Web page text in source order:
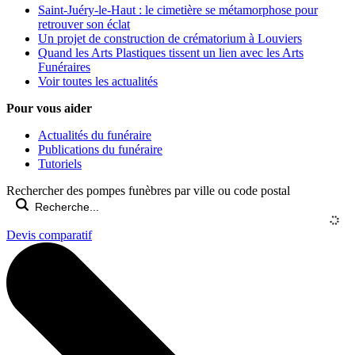
Saint-Juéry-le-Haut : le cimetière se métamorphose pour
retrouver son éclat
Un projet de construction de crématorium à Louviers
Quand les Arts Plastiques tissent un lien avec les Arts
Funéraires
Voir toutes les actualités
Pour vous aider
Actualités du funéraire
Publications du funéraire
Tutoriels
Rechercher des pompes funèbres par ville ou code postal
Devis comparatif